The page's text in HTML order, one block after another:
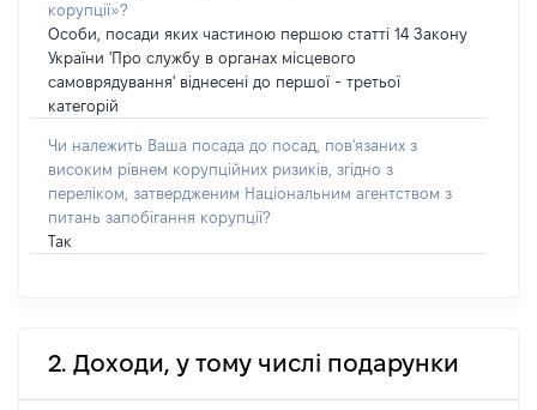
корупції»?
Особи, посади яких частиною першою статті 14 Закону
України 'Про службу в органах місцевого
самоврядування' віднесені до першої - третьої
категорій
Чи належить Ваша посада до посад, пов'язаних з
високим рівнем корупційних ризиків, згідно з
переліком, затвердженим Національним агентством з
питань запобігання корупції?
Так
2. Доходи, у тому числі подарунки